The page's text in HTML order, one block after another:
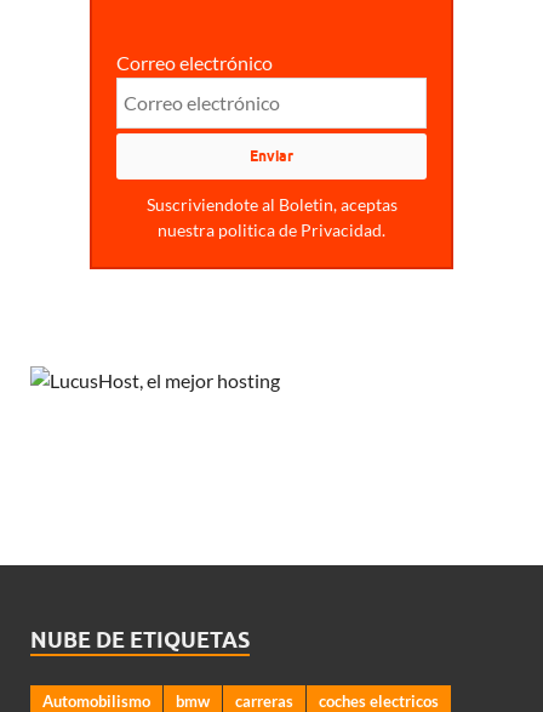
Correo electrónico
Suscriviendote al Boletin, aceptas
nuestra politica de Privacidad.
NUBE DE ETIQUETAS
Automobilismo bmw carreras
coches electricos